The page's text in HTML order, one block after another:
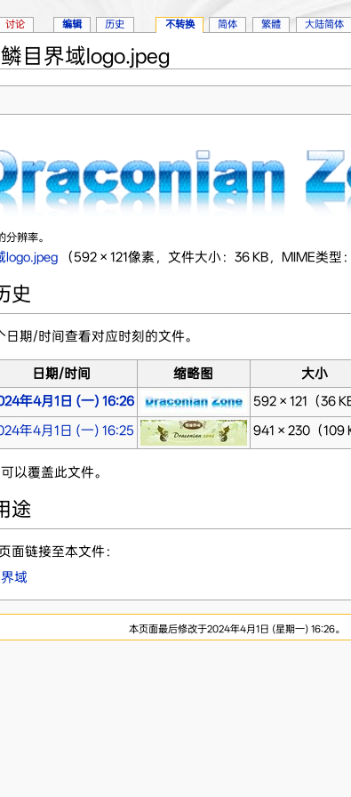
目界域logo.jpeg
辨率。
logo.jpeg‎ （592 × 121像素，文件大小：36 KB，MIME类型
史
日期/时间查看对应时刻的文件。
日期/时间 缩略图 大小
年4月1日 (一) 16:26 592 × 121 （36
年4月1日 (一) 16:25
941 × 230（109
以覆盖此文件。
途
面链接至本文件：
域
讨论 编辑 历史 不转换 简体 繁體 大陆简体
本页面最后修改于2024年4月1日 (星期一) 16:26。